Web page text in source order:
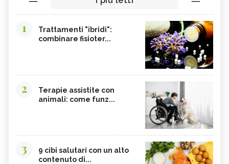
1
Trattamenti "ibridi":
combinare fisioter...
2
Terapie assistite con
animali: come funz...
3
9 cibi salutari con un alto
contenuto di...